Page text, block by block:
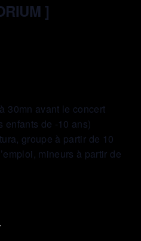
]
30mn avant le concert
enfants de -10 ans)
groupe à partir de 10
mineurs à partir de